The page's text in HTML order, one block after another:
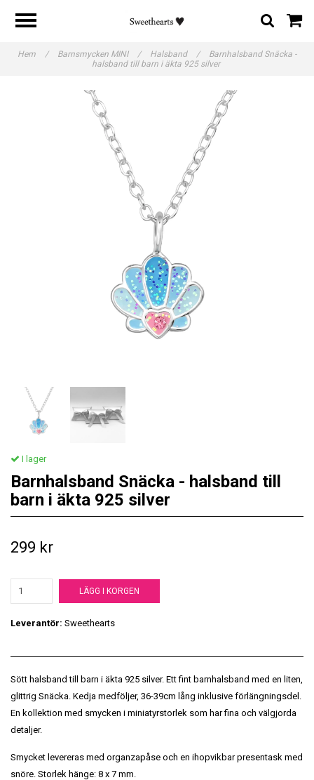
Hem / Barnsmycken MINI / Halsband /
Barnhalsband Snäcka -
halsband till barn i äkta 925 silver
I lager
Barnhalsband Snäcka - halsband till
barn i äkta 925 silver
299 kr
LÄGG I KORGEN
Leverantör: Sweethearts
Sött halsband till barn i äkta 925 silver. Ett fint barnhalsband med en liten,
glittrig Snäcka. Kedja medföljer, 36-39cm lång inklusive förlängningsdel.
En kollektion med smycken i miniatyrstorlek som har fina och välgjorda
detaljer.
Smycket levereras med organzapåse och en ihopvikbar presentask med
snöre. Storlek hänge: 8 x 7 mm.